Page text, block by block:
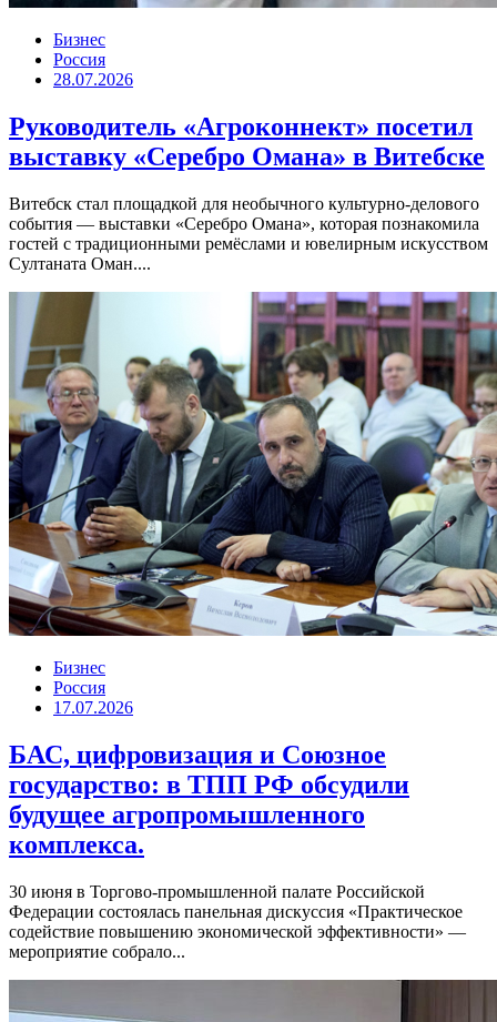
Бизнес
Россия
28.07.2026
Руководитель «Агроконнект» посетил
выставку «Серебро Омана» в Витебске
Витебск стал площадкой для необычного культурно-делового
события — выставки «Серебро Омана», которая познакомила
гостей с традиционными ремёслами и ювелирным искусством
Султаната Оман....
Бизнес
Россия
17.07.2026
БАС, цифровизация и Союзное
государство: в ТПП РФ обсудили
будущее агропромышленного
комплекса.
30 июня в Торгово-промышленной палате Российской
Федерации состоялась панельная дискуссия «Практическое
содействие повышению экономической эффективности» —
мероприятие собрало...